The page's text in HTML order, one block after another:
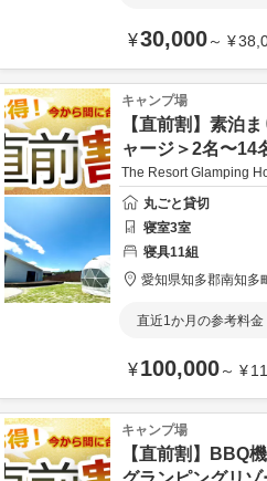
¥30,000～ ¥
キャンプ場
【直前割】素泊
ャージ＞2名〜
The Resort Glamping
丸ごと貸切
寝室3室
寝具11組
愛知県知多郡南知多
直近1か月の参考料金
¥100,000～ ¥
キャンプ場
【直前割】BBQ